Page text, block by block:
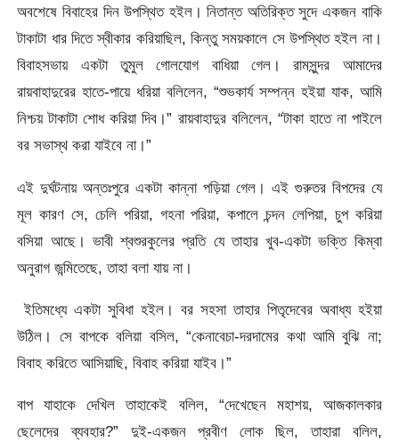
অবশেষে বিবাহের দিন উপস্থিত হইল। নিতান্ত অতিরিক্ত সুদে একজন বাকি
টাকাটা ধার দিতে স্বীকার করিয়াছিল, কিন্তু সময়কালে সে উপস্থিত হইল না।
বিবাহসভায় একটা তুমুল গোলযোগ বাধিয়া গেল। রামসুন্দর আমাদের
রায়বাহাদুরের হাতে-পায়ে ধরিয়া বলিলেন, “শুভকার্য সম্পন্ন হইয়া যাক, আমি
নিশ্চয় টাকাটা শোধ করিয়া দিব।” রায়বাহাদুর বলিলেন, “টাকা হাতে না পাইলে
বর সভাস্থ করা যাইবে না।”
এই দুর্ঘটনায় অন্তঃপুরে একটা কান্না পড়িয়া গেল। এই গুরুতর বিপদের যে
মূল কারণ সে, চেলি পরিয়া, গহনা পরিয়া, কপালে চন্দন লেপিয়া, চুপ করিয়া
বসিয়া আছে। ভাবী শ্বশুরকুলের প্রতি যে তাহার খুব-একটা ভক্তি কিম্বা
অনুরাগ জন্মিতেছে, তাহা বলা যায় না।
ইতিমধ্যে একটা সুবিধা হইল। বর সহসা তাহার পিতৃদেবের অবাধ্য হইয়া
উঠিল। সে বাপকে বলিয়া বসিল, “কেনাবেচা-দরদামের কথা আমি বুঝি না;
বিবাহ করিতে আসিয়াছি, বিবাহ করিয়া যাইব।”
বাপ যাহাকে দেখিল তাহাকেই বলিল, “দেখেছেন মহাশয়, আজকালকার
ছেলেদের ব্যবহার?” দুই-একজন প্রবীণ লোক ছিল, তাহারা বলিল,